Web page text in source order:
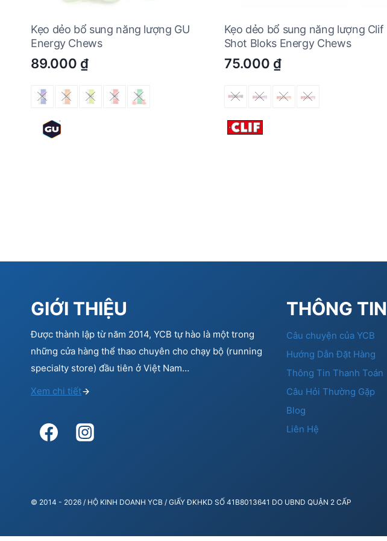
Kẹo dẻo bổ sung năng lượng GU
Energy Chews
89.000 ₫
Kẹo dẻo bổ sung năng lượng Clif
Shot Bloks Energy Chews
75.000 ₫
GIỚI THIỆU
Được thành lập từ năm 2014, YCB tự hào là một trong
những cửa hàng thể thao chuyên cho chạy bộ (running
specialty store) đầu tiên ở Việt Nam…
Xem chi tiết
THÔNG TIN
Câu chuyện của YCB
Hướng Dẫn Đặt Hàng
Thông Tin Thanh Toán
Câu Hỏi Thường Gặp
Blog
Liên Hệ
© 2014 - 2026 / HỘ KINH DOANH YCB / GIẤY ĐKHKD SỐ 41B8013641 DO UBND QUẬN 2 CẤP